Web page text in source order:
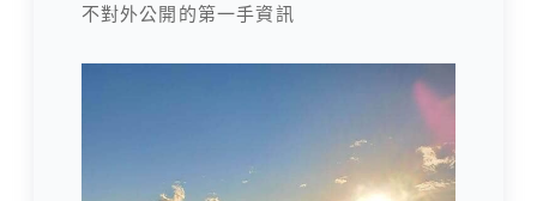
不對外公開的第一手資訊